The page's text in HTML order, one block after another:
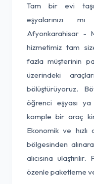
Tam bir evi
eşyalarınızı
Afyonkarahisar -
hizmetimiz tam
fazla müşterinin
üzerindeki
bölüştürüyoruz.
öğrenci eşyası
komple bir araç
Ekonomik ve hızlı
bölgesinden
alıcısına
özenle paketleme